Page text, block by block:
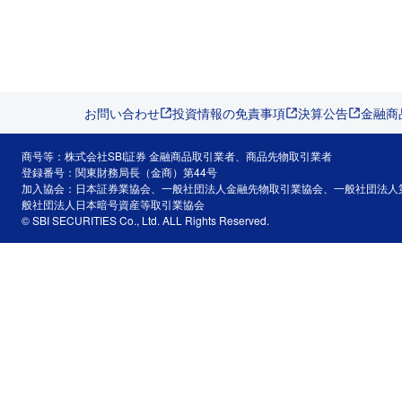
お問い合わせ 投資情報の免責事項 決算公告 金融
商号等：株式会社SBI証券 金融商品取引業者、商品先物取引業者
登録番号：関東財務局長（金商）第44号
加入協会：日本証券業協会、一般社団法人金融先物取引業協会、一般社団法
般社団法人日本暗号資産等取引業協会
© SBI SECURITIES Co., Ltd. ALL Rights Reserved.